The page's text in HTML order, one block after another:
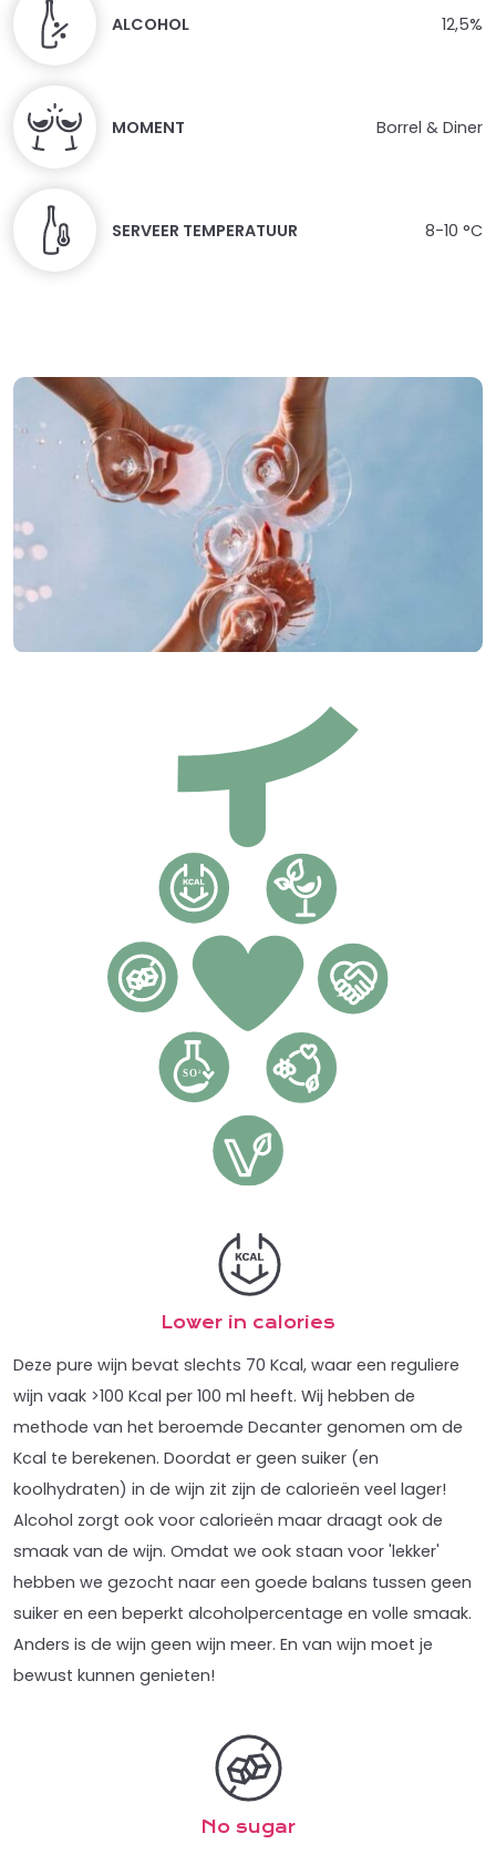
ALCOHOL 12,5%
MOMENT Borrel & Diner
SERVEER TEMPERATUUR 8-10 °C
Lower in calories
Deze pure wijn bevat slechts 70 Kcal, waar een reguliere
wijn vaak >100 Kcal per 100 ml heeft. Wij hebben de
methode van het beroemde Decanter genomen om de
Kcal te berekenen. Doordat er geen suiker (en
koolhydraten) in de wijn zit zijn de calorieën veel lager!
Alcohol zorgt ook voor calorieën maar draagt ook de
smaak van de wijn. Omdat we ook staan voor 'lekker'
hebben we gezocht naar een goede balans tussen geen
suiker en een beperkt alcoholpercentage en volle smaak.
Anders is de wijn geen wijn meer. En van wijn moet je
bewust kunnen genieten!
No sugar